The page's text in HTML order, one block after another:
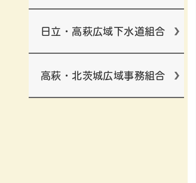
日立・高萩広域下水道組合
高萩・北茨城広域事務組合